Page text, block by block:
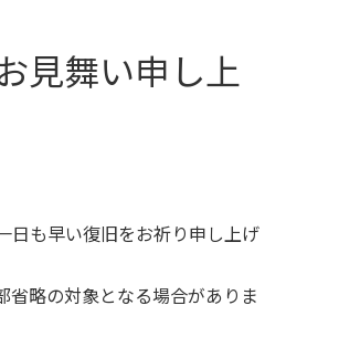
見舞い申し上
日も早い復旧をお祈り申し上げ
略の対象となる場合がありま